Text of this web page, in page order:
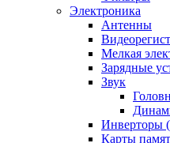
Электроника
Антенны
Мелкая
Зарядные
Звук
Инверторы
Карты